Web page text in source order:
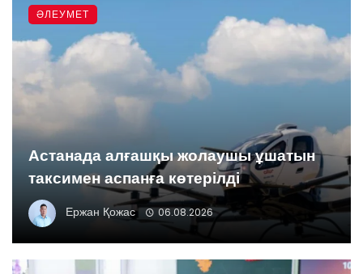
Астанада алғашқы жолаушы ұшатын
таксимен аспанға көтерілді
Ержан Қожас 06.08.2026
ӘЛЕУМЕТ